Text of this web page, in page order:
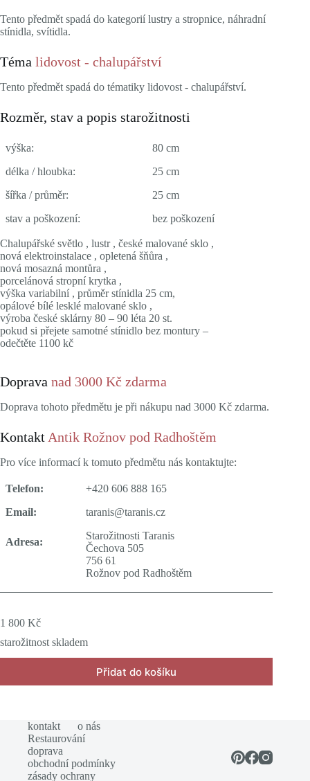
Tento předmět spadá do kategorií lustry a stropnice, náhradní
stínidla, svítidla.
Téma lidovost - chalupářství
Tento předmět spadá do tématiky lidovost - chalupářství.
Rozměr, stav a popis starožitnosti
výška:
80 cm
délka / hloubka:
25 cm
šířka / průměr:
25 cm
stav a poškození:
bez poškození
Chalupářské světlo , lustr , české malované sklo ,
nová elektroinstalace , opletená šňůra ,
nová mosazná montůra ,
porcelánová stropní krytka ,
výška variabilní , průměr stínidla 25 cm,
opálové bílé lesklé malované sklo ,
výroba české sklárny 80 – 90 léta 20 st.
pokud si přejete samotné stínidlo bez montury –
odečtěte 1100 kč
Doprava nad 3000 Kč zdarma
Doprava tohoto předmětu je při nákupu nad 3000 Kč zdarma.
Kontakt Antik Rožnov pod Radhoštěm
Pro více informací k tomuto předmětu nás kontaktujte:
Telefon:
+420 606 888 165
Email:
taranis@taranis.cz
Adresa:
Starožitnosti Taranis
Čechova 505
756 61
Rožnov pod Radhoštěm
1 800 Kč
starožitnost skladem
Přidat do košíku
kontakt
o nás
Restaurování
doprava
obchodní podmínky
zásady ochrany